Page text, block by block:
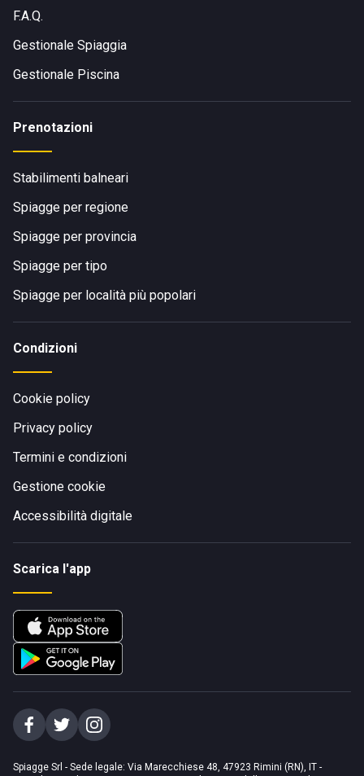
F.A.Q.
Gestionale Spiaggia
Gestionale Piscina
Prenotazioni
Stabilimenti balneari
Spiagge per regione
Spiagge per provincia
Spiagge per tipo
Spiagge per località più popolari
Condizioni
Cookie policy
Privacy policy
Termini e condizioni
Gestione cookie
Accessibilità digitale
Scarica l'app
Spiagge Srl - Sede legale: Via Marecchiese 48, 47923 Rimini (RN), IT -